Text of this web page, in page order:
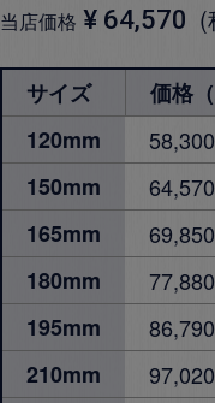
当店価格 ¥ 64,570
サイズ
価格
120mm
150mm
165mm
180mm
195mm
210mm